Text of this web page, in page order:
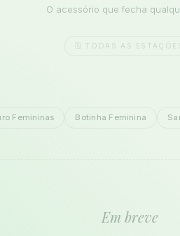
O acessório que fecha
🗓️ TODAS AS
Femininas Botinha Feminina
Em breve